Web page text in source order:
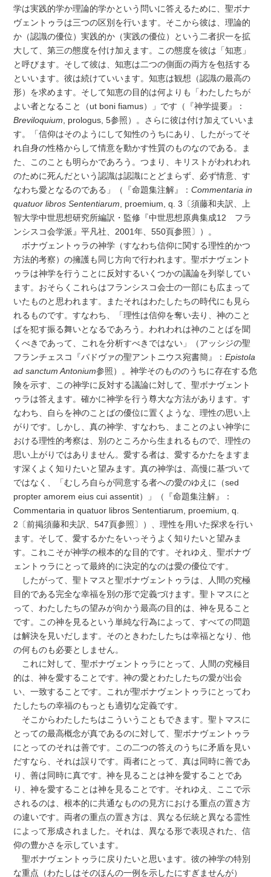
学は実践的学か理論的学かという問いに答えるために、聖ボナ
ヴェントゥラは三つの区別を行います。そこから彼は、理論的
か（認識の優位）実践的か（実践の優位）という二者択一を拡
大して、第三の態度を付け加えます。この態度を彼は「知恵」
と呼びます。そして彼は、知恵は二つの側面の両方を包括する
といいます。彼は続けていいます。知恵は観想（認識の最高の
形）を求めます。そして知恵の目的は何よりも「わたしたちが
よい者となること（ut boni fiamus）」です（『神学提要』：
Breviloquium , prologus, 5参照）。さらに彼は付け加えていいま
す。「信仰はそのようにして知性のうちにあり、したがってそ
れ自身の性格からして情意を動かす性質のものなのである。ま
た、このことも明らかであろう。つまり、キリストがわれわれ
のために死んだという認識は認識にとどまらず、必ず情意、す
なわち愛となるのである」（『命題集注解』：Commentaria in
quatuor libros Sententiarum , proemium, q. 3〔須藤和夫訳、上
智大学中世思想研究所編訳・監修『中世思想原典集成12 フラ
ンシスコ会学派』平凡社、2001年、550頁参照〕）。
ボナヴェントゥラの神学（すなわち信仰に関する理性的かつ
方法的考察）の擁護も同じ方向で行われます。聖ボナヴェント
ゥラは神学を行うことに反対するいくつかの議論を列挙してい
ます。おそらくこれらはフランシスコ会士の一部にも広まって
いたものと思われます。またそれはわたしたちの時代にも見ら
れるものです。すなわち、「理性は信仰を奪い去り、神のこと
ばを犯す振る舞いとなるであろう。われわれは神のことばを聞
くべきであって、これを分析すべきではない」（アッシジの聖
フランチェスコ『パドヴァの聖アントニウス宛書簡』：Epistola
ad sanctum Antonium参照）。神学そのもののうちに存在する危
険を示す、この神学に反対する議論に対して、聖ボナヴェント
ゥラは答えます。確かに神学を行う尊大な方法があります。す
なわち、自らを神のことばの優位に置くような、理性の思い上
がりです。しかし、真の神学、すなわち、まことのよい神学に
おける理性的考察は、別のところから生まれるもので、理性の
思い上がりではありません。愛する者は、愛するかたをますま
す深くよく知りたいと望みます。真の神学は、高慢に基づいて
ではなく、「むしろ自らが同意する者への愛のゆえに（sed
propter amorem eius cui assentit）」（『命題集注解』：
Commentaria in quatuor libros Sententiarum, proemium, q.
2〔前掲須藤和夫訳、547頁参照〕）、理性を用いた探求を行い
ます。そして、愛するかたをいっそうよく知りたいと望みま
す。これこそが神学の根本的な目的です。それゆえ、聖ボナヴ
ェントゥラにとって最終的に決定的なのは愛の優位です。
したがって、聖トマスと聖ボナヴェントゥラは、人間の究極
目的である完全な幸福を別の形で定義づけます。聖トマスにと
って、わたしたちの望みが向かう最高の目的は、神を見ること
です。この神を見るという単純な行為によって、すべての問題
は解決を見いだします。そのときわたしたちは幸福となり、他
の何ものも必要としません。
これに対して、聖ボナヴェントゥラにとって、人間の究極目
的は、神を愛することです。神の愛とわたしたちの愛が出会
い、一致することです。これが聖ボナヴェントゥラにとってわ
たしたちの幸福のもっとも適切な定義です。
そこからわたしたちはこういうこともできます。聖トマスに
とっての最高概念が真であるのに対して、聖ボナヴェントゥラ
にとってのそれは善です。この二つの答えのうちに矛盾を見い
だすなら、それは誤りです。両者にとって、真は同時に善であ
り、善は同時に真です。神を見ることは神を愛することであ
り、神を愛することは神を見ることです。それゆえ、ここで示
されるのは、根本的に共通なものの見方における重点の置き方
の違いです。両者の重点の置き方は、異なる伝統と異なる霊性
によって形成されました。それは、異なる形で表現された、信
仰の豊かさを示しています。
聖ボナヴェントゥラに戻りたいと思います。彼の神学の特別
な重点（わたしはそのほんの一例を示したにすぎませんが）